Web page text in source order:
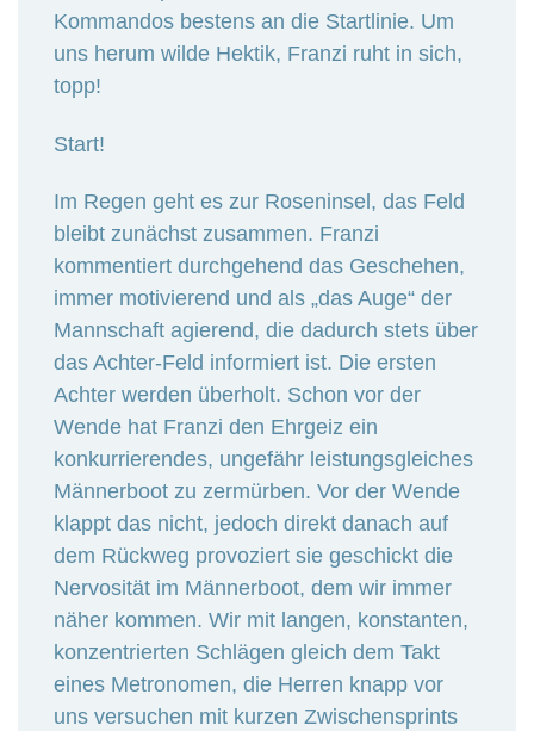
Kommandos bestens an die Startlinie. Um
uns herum wilde Hektik, Franzi ruht in sich,
topp!
Start!
Im Regen geht es zur Roseninsel, das Feld
bleibt zunächst zusammen. Franzi
kommentiert durchgehend das Geschehen,
immer motivierend und als „das Auge“ der
Mannschaft agierend, die dadurch stets über
das Achter-Feld informiert ist. Die ersten
Achter werden überholt. Schon vor der
Wende hat Franzi den Ehrgeiz ein
konkurrierendes, ungefähr leistungsgleiches
Männerboot zu zermürben. Vor der Wende
klappt das nicht, jedoch direkt danach auf
dem Rückweg provoziert sie geschickt die
Nervosität im Männerboot, dem wir immer
näher kommen. Wir mit langen, konstanten,
konzentrierten Schlägen gleich dem Takt
eines Metronomen, die Herren knapp vor
uns versuchen mit kurzen Zwischensprints